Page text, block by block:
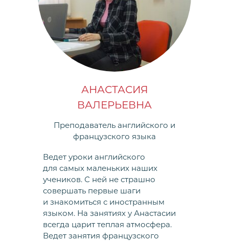
АНАСТАСИЯ
ВАЛЕРЬЕВНА
Преподаватель английского и
французского языка
Ведет уроки английского
для самых маленьких наших
учеников. С ней не страшно
совершать первые шаги
и знакомиться с иностранным
языком. На занятиях у Анастасии
всегда царит теплая атмосфера.
Ведет занятия французского